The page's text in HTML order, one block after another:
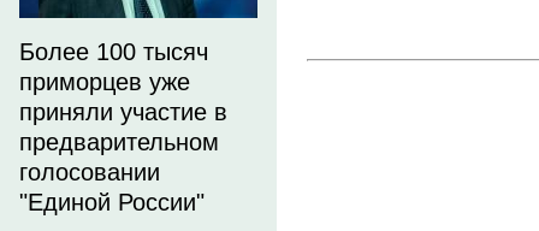
Более 100 тысяч
приморцев уже
приняли участие в
предварительном
голосовании
"Единой России"